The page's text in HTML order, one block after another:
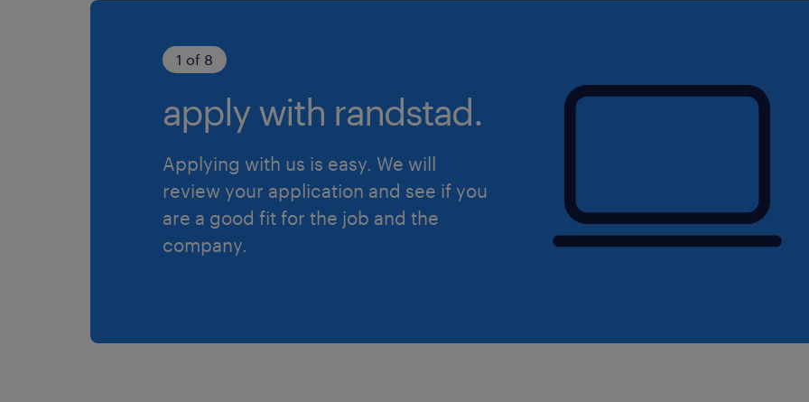
1 of 8
apply with randstad.
Applying with us is easy. We will
review your application and see if you
are a good fit for the job and the
company.